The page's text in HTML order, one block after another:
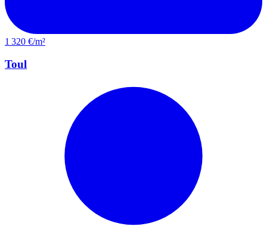
1 320 €/m²
Toul